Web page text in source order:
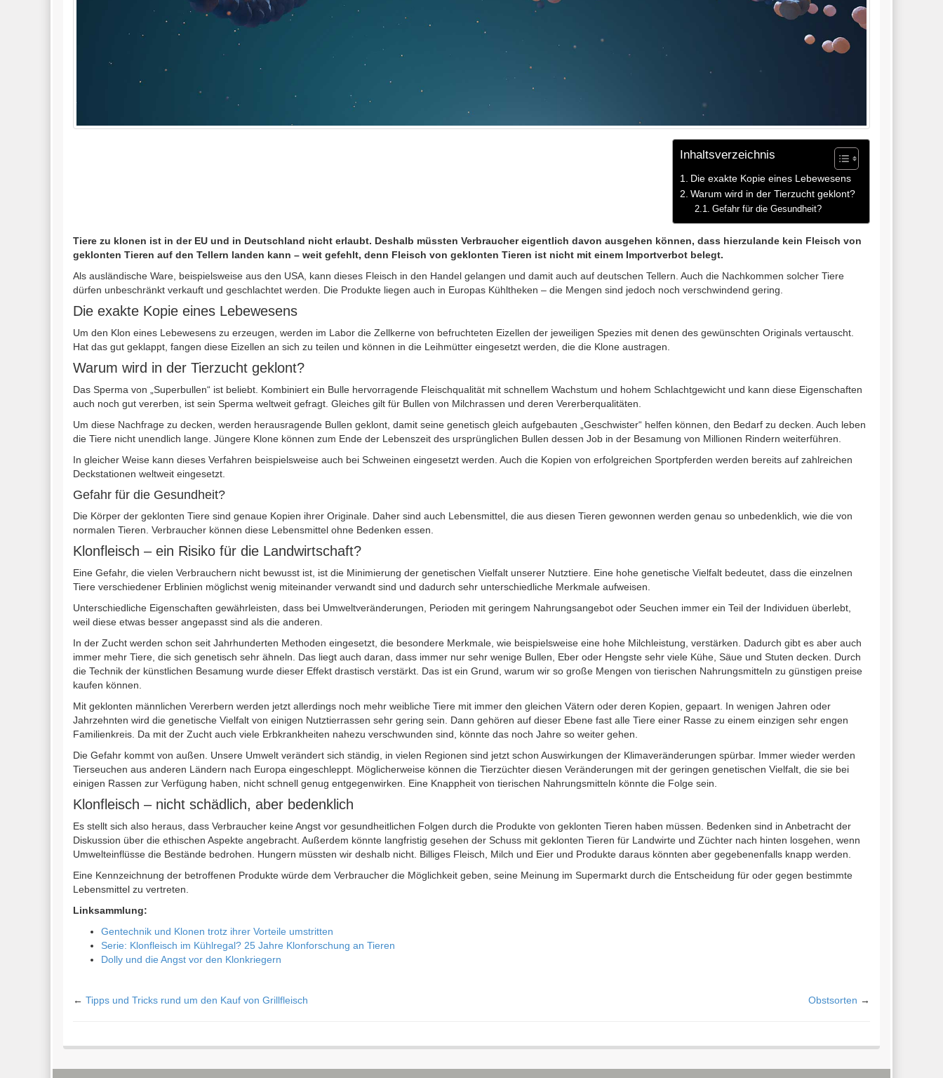
Inhaltsverzeichnis
Die exakte Kopie eines Lebewesens
Warum wird in der Tierzucht geklont?
Gefahr für die Gesundheit?
Tiere zu klonen ist in der EU und in Deutschland nicht erlaubt. Deshalb müssten Verbraucher eigentlich davon ausgehen können, dass hierzulande kein Fleisch von
geklonten Tieren auf den Tellern landen kann – weit gefehlt, denn Fleisch von geklonten Tieren ist nicht mit einem Importverbot belegt.
Als ausländische Ware, beispielsweise aus den USA, kann dieses Fleisch in den Handel gelangen und damit auch auf deutschen Tellern. Auch die Nachkommen solcher Tiere
dürfen unbeschränkt verkauft und geschlachtet werden. Die Produkte liegen auch in Europas Kühltheken – die Mengen sind jedoch noch verschwindend gering.
Die exakte Kopie eines Lebewesens
Um den Klon eines Lebewesens zu erzeugen, werden im Labor die Zellkerne von befruchteten Eizellen der jeweiligen Spezies mit denen des gewünschten Originals vertauscht.
Hat das gut geklappt, fangen diese Eizellen an sich zu teilen und können in die Leihmütter eingesetzt werden, die die Klone austragen.
Warum wird in der Tierzucht geklont?
Das Sperma von „Superbullen“ ist beliebt. Kombiniert ein Bulle hervorragende Fleischqualität mit schnellem Wachstum und hohem Schlachtgewicht und kann diese Eigenschaften
auch noch gut vererben, ist sein Sperma weltweit gefragt. Gleiches gilt für Bullen von Milchrassen und deren Vererberqualitäten.
Um diese Nachfrage zu decken, werden herausragende Bullen geklont, damit seine genetisch gleich aufgebauten „Geschwister“ helfen können, den Bedarf zu decken. Auch leben
die Tiere nicht unendlich lange. Jüngere Klone können zum Ende der Lebenszeit des ursprünglichen Bullen dessen Job in der Besamung von Millionen Rindern weiterführen.
In gleicher Weise kann dieses Verfahren beispielsweise auch bei Schweinen eingesetzt werden. Auch die Kopien von erfolgreichen Sportpferden werden bereits auf zahlreichen
Deckstationen weltweit eingesetzt.
Gefahr für die Gesundheit?
Die Körper der geklonten Tiere sind genaue Kopien ihrer Originale. Daher sind auch Lebensmittel, die aus diesen Tieren gewonnen werden genau so unbedenklich, wie die von
normalen Tieren. Verbraucher können diese Lebensmittel ohne Bedenken essen.
Klonfleisch – ein Risiko für die Landwirtschaft?
Eine Gefahr, die vielen Verbrauchern nicht bewusst ist, ist die Minimierung der genetischen Vielfalt unserer Nutztiere. Eine hohe genetische Vielfalt bedeutet, dass die einzelnen
Tiere verschiedener Erblinien möglichst wenig miteinander verwandt sind und dadurch sehr unterschiedliche Merkmale aufweisen.
Unterschiedliche Eigenschaften gewährleisten, dass bei Umweltveränderungen, Perioden mit geringem Nahrungsangebot oder Seuchen immer ein Teil der Individuen überlebt,
weil diese etwas besser angepasst sind als die anderen.
In der Zucht werden schon seit Jahrhunderten Methoden eingesetzt, die besondere Merkmale, wie beispielsweise eine hohe Milchleistung, verstärken. Dadurch gibt es aber auch
immer mehr Tiere, die sich genetisch sehr ähneln. Das liegt auch daran, dass immer nur sehr wenige Bullen, Eber oder Hengste sehr viele Kühe, Säue und Stuten decken. Durch
die Technik der künstlichen Besamung wurde dieser Effekt drastisch verstärkt. Das ist ein Grund, warum wir so große Mengen von tierischen Nahrungsmitteln zu günstigen preise
kaufen können.
Mit geklonten männlichen Vererbern werden jetzt allerdings noch mehr weibliche Tiere mit immer den gleichen Vätern oder deren Kopien, gepaart. In wenigen Jahren oder
Jahrzehnten wird die genetische Vielfalt von einigen Nutztierrassen sehr gering sein. Dann gehören auf dieser Ebene fast alle Tiere einer Rasse zu einem einzigen sehr engen
Familienkreis. Da mit der Zucht auch viele Erbkrankheiten nahezu verschwunden sind, könnte das noch Jahre so weiter gehen.
Die Gefahr kommt von außen. Unsere Umwelt verändert sich ständig, in vielen Regionen sind jetzt schon Auswirkungen der Klimaveränderungen spürbar. Immer wieder werden
Tierseuchen aus anderen Ländern nach Europa eingeschleppt. Möglicherweise können die Tierzüchter diesen Veränderungen mit der geringen genetischen Vielfalt, die sie bei
einigen Rassen zur Verfügung haben, nicht schnell genug entgegenwirken. Eine Knappheit von tierischen Nahrungsmitteln könnte die Folge sein.
Klonfleisch – nicht schädlich, aber bedenklich
Es stellt sich also heraus, dass Verbraucher keine Angst vor gesundheitlichen Folgen durch die Produkte von geklonten Tieren haben müssen. Bedenken sind in Anbetracht der
Diskussion über die ethischen Aspekte angebracht. Außerdem könnte langfristig gesehen der Schuss mit geklonten Tieren für Landwirte und Züchter nach hinten losgehen, wenn
Umwelteinflüsse die Bestände bedrohen. Hungern müssten wir deshalb nicht. Billiges Fleisch, Milch und Eier und Produkte daraus könnten aber gegebenenfalls knapp werden.
Eine Kennzeichnung der betroffenen Produkte würde dem Verbraucher die Möglichkeit geben, seine Meinung im Supermarkt durch die Entscheidung für oder gegen bestimmte
Lebensmittel zu vertreten.
Linksammlung:
Gentechnik und Klonen trotz ihrer Vorteile umstritten
Serie: Klonfleisch im Kühlregal? 25 Jahre Klonforschung an Tieren
Dolly und die Angst vor den Klonkriegern
← Tipps und Tricks rund um den Kauf von Grillfleisch Obstsorten →